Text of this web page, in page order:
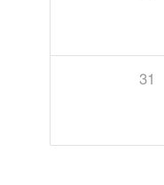
31